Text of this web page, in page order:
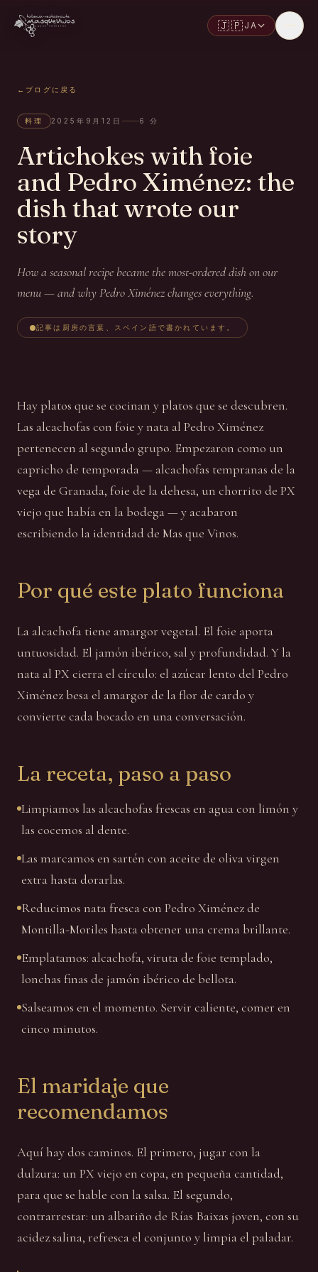
🇯🇵 JA
← ブログに戻る
料理 2025年9月12日 6 分
Artichokes with foie
and Pedro Ximénez: the
dish that wrote our
story
How a seasonal recipe became the most-ordered dish on our
menu — and why Pedro Ximénez changes everything.
記事は厨房の言葉、スペイン語で書かれています。
Hay platos que se cocinan y platos que se descubren.
Las alcachofas con foie y nata al Pedro Ximénez
pertenecen al segundo grupo. Empezaron como un
capricho de temporada — alcachofas tempranas de la
vega de Granada, foie de la dehesa, un chorrito de PX
viejo que había en la bodega — y acabaron
escribiendo la identidad de Mas que Vinos.
Por qué este plato funciona
La alcachofa tiene amargor vegetal. El foie aporta
untuosidad. El jamón ibérico, sal y profundidad. Y la
nata al PX cierra el círculo: el azúcar lento del Pedro
Ximénez besa el amargor de la flor de cardo y
convierte cada bocado en una conversación.
La receta, paso a paso
Limpiamos las alcachofas frescas en agua con limón y
las cocemos al dente.
Las marcamos en sartén con aceite de oliva virgen
extra hasta dorarlas.
Reducimos nata fresca con Pedro Ximénez de
Montilla-Moriles hasta obtener una crema brillante.
Emplatamos: alcachofa, viruta de foie templado,
lonchas finas de jamón ibérico de bellota.
Salseamos en el momento. Servir caliente, comer en
cinco minutos.
El maridaje que
recomendamos
Aquí hay dos caminos. El primero, jugar con la
dulzura: un PX viejo en copa, en pequeña cantidad,
para que se hable con la salsa. El segundo,
contrarrestar: un albariño de Rías Baixas joven, con su
acidez salina, refresca el conjunto y limpia el paladar.